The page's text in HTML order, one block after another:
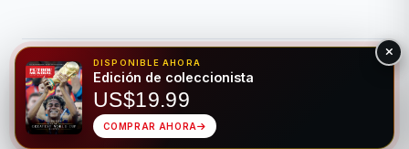
© 2026 Fútbol Mundial®. Todos los derechos reservados. Solo
para fines de entretenimiento. Por favor, apuesta de forma
responsable.
Juego ResponsablePrivacidad
Hecho para el deporte rey • Bilingüe EN/ES
DISPONIBLE AHORA
Edición de coleccionista
US$19.99
COMPRAR AHORA